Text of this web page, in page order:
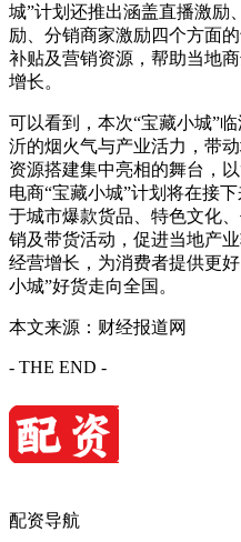
城”计划还推出涵盖直播激励
励、分销商家激励四个方面
补贴及营销资源，帮助当地
增长。
可以看到，本次“宝藏小城”
沂的烟火气与产业活力，带
资源搭建集中亮相的舞台，
电商“宝藏小城”计划将在接
于城市爆款货品、特色文化
销及带货活动，促进当地产
经营增长，为消费者提供更
小城”好货走向全国。
本文来源：财经报道网
- THE END -
配资导航